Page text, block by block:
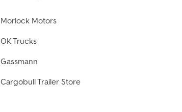
Morlock Motors
OK Trucks
Gassmann
Cargobull Trailer Store